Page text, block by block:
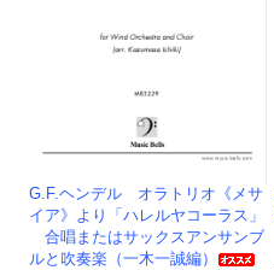
G.F.ヘンデル オラトリオ《メサ
イア》より「ハレルヤコーラス」
合唱またはサックスアンサンブ
ルと吹奏楽（一木一誠編）